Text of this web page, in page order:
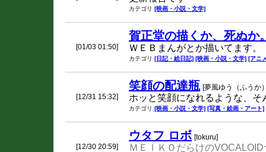
カテゴリ [映画・小説・文学]
[01/03 01:50]
賀正堂の描くか、死ぬか
ＷＥＢまんがとか描いてます。
カテゴリ [日記・絵日記] [映画・小説・文学] [アニ
[12/31 15:32]
笑顔の配達瓶 [夢風ゆう（ふうか
ホッと笑顔になれるような、
カテゴリ [映画・小説・文学] [写真・絵画・アート]
[12/30 20:59]
ウタフ ロボ [tokuru]
ＭＥＩＫＯだらけの